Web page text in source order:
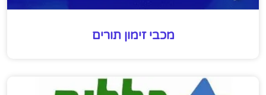
מכבי זימון תורים